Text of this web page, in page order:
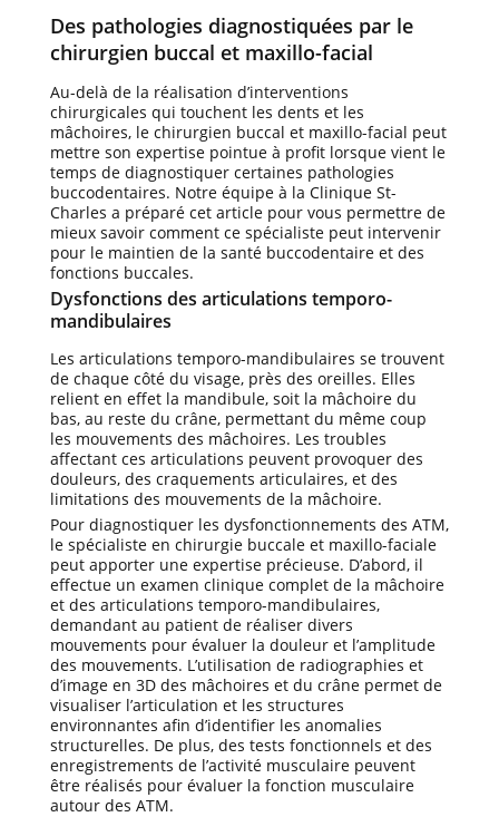
Des pathologies diagnostiquées par le
chirurgien buccal et maxillo-facial
Au-delà de la réalisation d’interventions
chirurgicales qui touchent les dents et les
mâchoires, le chirurgien buccal et maxillo-facial peut
mettre son expertise pointue à profit lorsque vient le
temps de diagnostiquer certaines pathologies
buccodentaires. Notre équipe à la Clinique St-
Charles a préparé cet article pour vous permettre de
mieux savoir comment ce spécialiste peut intervenir
pour le maintien de la santé buccodentaire et des
fonctions buccales.
Dysfonctions des articulations temporo-
mandibulaires
Les articulations temporo-mandibulaires se trouvent
de chaque côté du visage, près des oreilles. Elles
relient en effet la mandibule, soit la mâchoire du
bas, au reste du crâne, permettant du même coup
les mouvements des mâchoires. Les troubles
affectant ces articulations peuvent provoquer des
douleurs, des craquements articulaires, et des
limitations des mouvements de la mâchoire.
Pour diagnostiquer les dysfonctionnements des ATM,
le spécialiste en chirurgie buccale et maxillo-faciale
peut apporter une expertise précieuse. D’abord, il
effectue un examen clinique complet de la mâchoire
et des articulations temporo-mandibulaires,
demandant au patient de réaliser divers
mouvements pour évaluer la douleur et l’amplitude
des mouvements. L’utilisation de radiographies et
d’image en 3D des mâchoires et du crâne permet de
visualiser l’articulation et les structures
environnantes afin d’identifier les anomalies
structurelles. De plus, des tests fonctionnels et des
enregistrements de l’activité musculaire peuvent
être réalisés pour évaluer la fonction musculaire
autour des ATM.